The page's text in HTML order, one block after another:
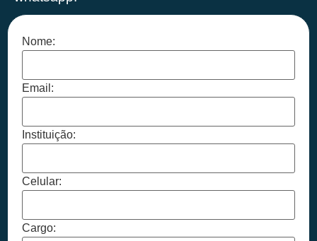
Nome:
Email:
Instituição:
Celular:
Cargo: